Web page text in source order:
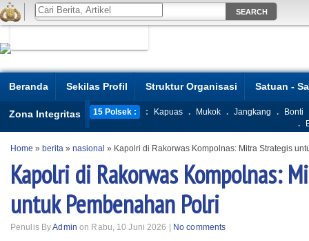
Beranda Sekilas Profil Struktur Organisasi Satuan -
Zona Integritas 15 Polsek : : Kapuas . Mukok . Jangkang .
Bonti
.
Home » berita » nasional » Kapolri di Rakorwas Kompolnas: Mitra Strategis
Kapolri di Rakorwas Kompolnas:
untuk Pembenahan Polri
Penulis ByAdmin on Rabu, 10 Juni 2026 | No comments